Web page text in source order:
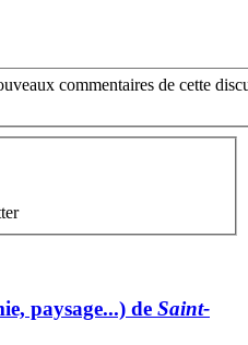
commentaires de cette
paysage...) de Saint-